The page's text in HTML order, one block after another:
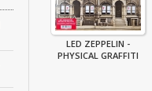
LED ZEPPELIN -
PHYSICAL GRAFFITI